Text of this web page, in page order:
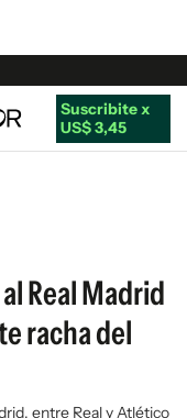
Suscribite x
US$ 3,45
Real Madrid
racha del
entre Real y Atlético